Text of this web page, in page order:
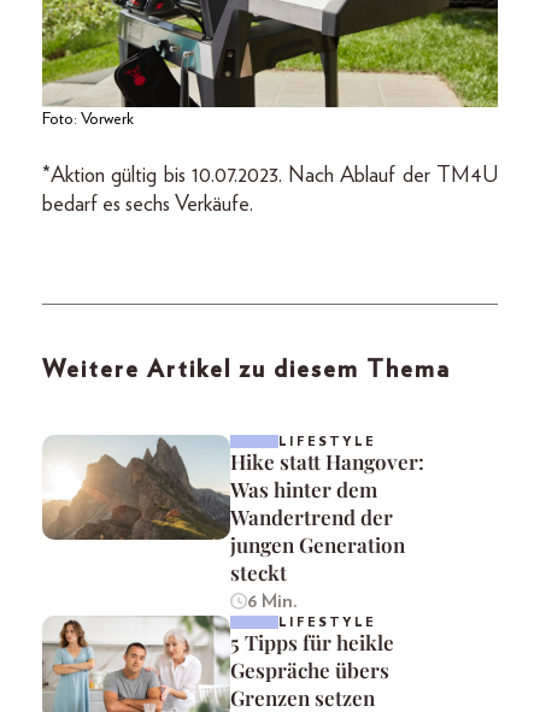
Foto: Vorwerk
*Aktion gültig bis 10.07.2023. Nach Ablauf der TM4U
bedarf es sechs Verkäufe.
Weitere Artikel zu diesem Thema
LIFESTYLE
Hike statt Hangover:
Was hinter dem
Wandertrend der
jungen Generation
steckt
6 Min.
LIFESTYLE
5 Tipps für heikle
Gespräche übers
Grenzen setzen